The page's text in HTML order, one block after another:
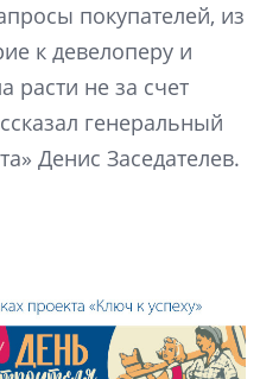
покупателей, из
к девелоперу и
расти не за счет
генеральный
Денис Заседателев.